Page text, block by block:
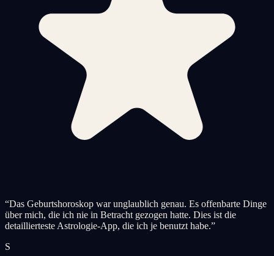
“Das Geburtshoroskop war unglaublich genau. Es offenbarte Dinge
über mich, die ich nie in Betracht gezogen hatte. Dies ist die
detaillierteste Astrologie-App, die ich je benutzt habe.”
S